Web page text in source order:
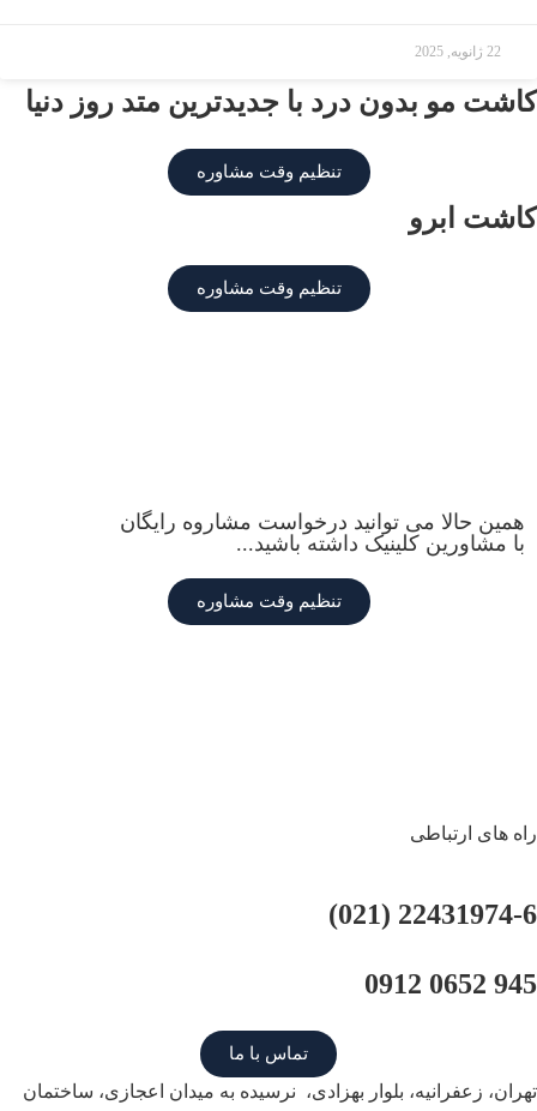
22 ژانویه, 2025
مو بدون درد با جدیدترین متد روز دنیا
تنظیم وقت مشاوره
ابرو
تنظیم وقت مشاوره
همین حالا می توانید درخواست مشاروه رایگان
با مشاورین کلینیک داشته باشید...
تنظیم وقت مشاوره
های ارتباطی
22431974-6
945 0652
تماس با ما
زعفرانیه، بلوار بهزادی، نرسیده به میدان اعجازی، ساختمان